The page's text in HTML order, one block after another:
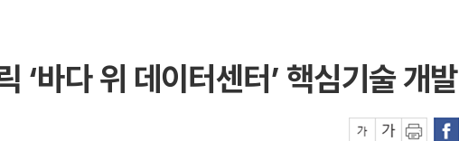
바다 위 데이터센터’ 핵심기술 개발